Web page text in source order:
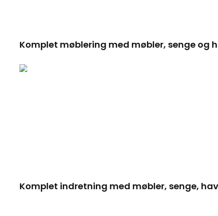
Komplet møblering med møbler, senge og
Komplet indretning med møbler, senge,